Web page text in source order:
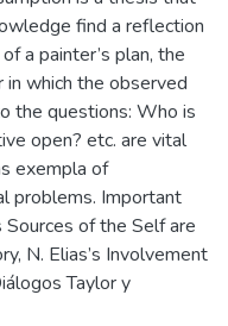
find a reflection
a painter’s plan, the
which the observed
the questions: Who is
open? etc. are vital
exempla of
problems. Important
of the Self are
N. Elias’s Involvement
Taylor y